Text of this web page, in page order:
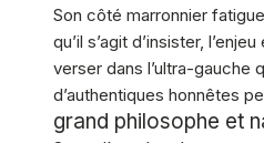
Son côté marronnier
qu’il s’agit d’insister,
verser dans l’ultra-gauche
d’authentiques honnêtes
grand philosophe et